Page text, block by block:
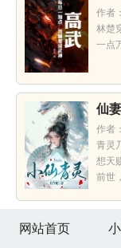
作者
林楚
一点
仙
作者
青灵
想天
前世
网站首页